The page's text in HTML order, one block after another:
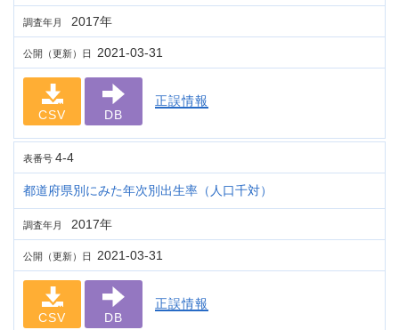
調査年月 2017年
公開（更新）日 2021-03-31
CSV DB
正誤情報
表番号 4-4
都道府県別にみた年次別出生率（人口千対）
調査年月 2017年
公開（更新）日 2021-03-31
CSV DB
正誤情報